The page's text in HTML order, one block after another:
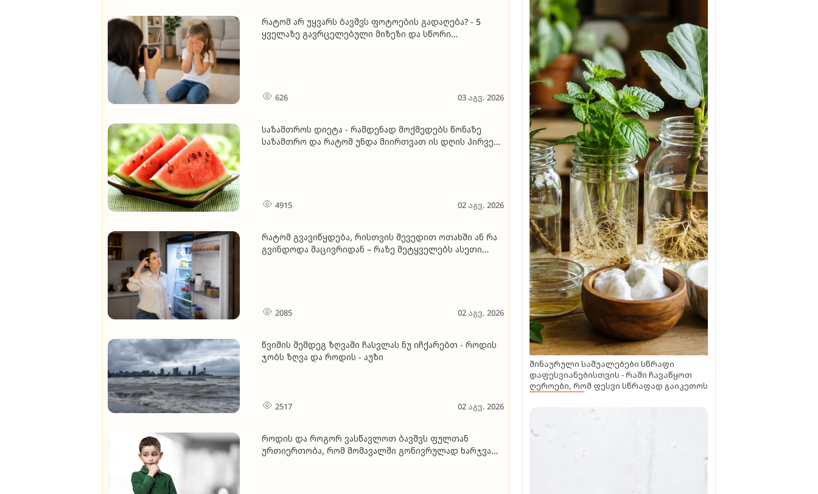
რატომ არ უყვარს ბავშვს ფოტოების გადაღება? - 5
ყველაზე გავრცელებული მიზეზი და სწორი
626 03 აგვ. 2026
საზამთროს დიეტა - რამდენად მოქმედებს წონაზე
საზამთრო და რატომ უნდა მიირთვათ ის დღის პირველ
4915 02 აგვ. 2026
რატომ გვავიწყდება, რისთვის შევედით ოთახში ან რა
გვინდოდა მაცივრიდან – რაზე მეტყველებს ასეთი
2085 02 აგვ. 2026
წვიმის შემდეგ ზღვაში ჩასვლას ნუ იჩქარებთ - როდის
ჯობს ზღვა და როდის - აუზი
2517 02 აგვ. 2026
როდის და როგორ ვასწავლოთ ბავშვს ფულთან
ურთიერთობა, რომ მომავალში გონივრულად ხარჯვა
შინაურული საშუალებები სწრაფი
დაფესვიანებისთვის - რაში ჩავაწყოთ
ღეროები, რომ ფესვი სწრაფად გაიკეთოს